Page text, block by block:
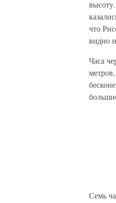
что
видно
Часа
Семь